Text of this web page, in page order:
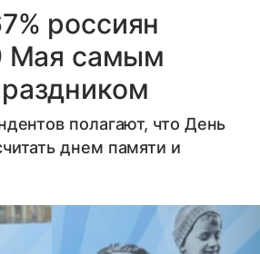
россиян
Мая самым
полагают, что День
днем памяти и